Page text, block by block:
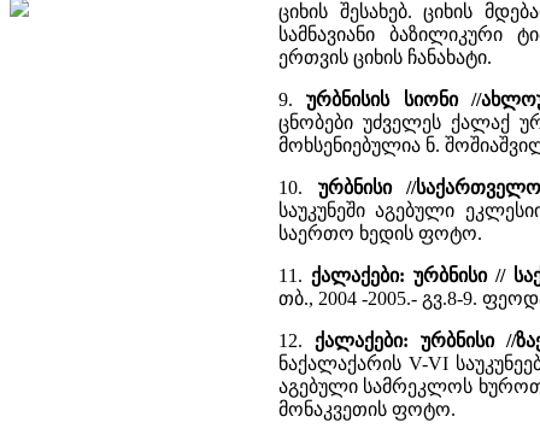
ციხის შესახებ. ციხის
სამნავიანი ბაზილიკური
ერთვის ციხის ჩანახატი.
9.ურბნისის სიონი //
ცნობები უძველეს ქალაქ
მოხსენიებულია ნ.
10. ურბნისი //
საუკუნეში აგებული
საერთო ხედის ფოტო.
11. ქალაქები: ურბნისი //
თბ., 2004 -2005.- გვ.8-9.
12. ქალაქები: ურბნისი //
ნაქალაქარის V-VI
აგებული სამრეკლოს
მონაკვეთის ფოტო.